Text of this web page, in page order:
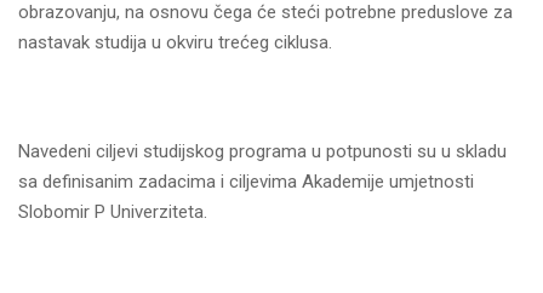
obrazovanju, na osnovu čega će steći potrebne preduslove za
nastavak studija u okviru trećeg ciklusa.
Navedeni cilјevi studijskog programa u potpunosti su u skladu
sa definisanim zadacima i cilјevima Akademije umjetnosti
Slobomir P Univerziteta.